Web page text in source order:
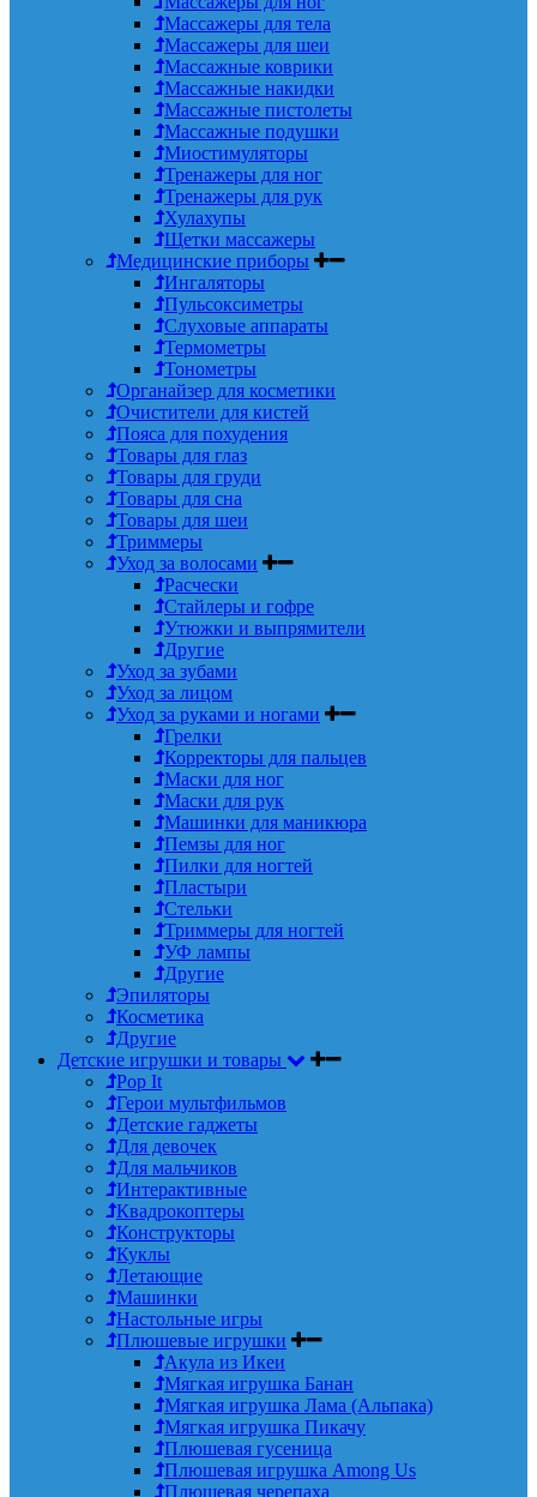
Массажеры для тела
Массажеры для шеи
Массажные коврики
Массажные накидки
Массажные пистолеты
Массажные подушки
Миостимуляторы
Тренажеры для ног
Тренажеры для рук
Хулахупы
Щетки массажеры
Медицинские приборы
Ингаляторы
Пульсоксиметры
Слуховые аппараты
Термометры
Тонометры
Органайзер для косметики
Очистители для кистей
Пояса для похудения
Товары для глаз
Товары для груди
Товары для сна
Товары для шеи
Триммеры
Уход за волосами
Расчески
Стайлеры и гофре
Утюжки и выпрямители
Другие
Уход за зубами
Уход за лицом
Уход за руками и ногами
Грелки
Корректоры для пальцев
Маски для ног
Маски для рук
Машинки для маникюра
Пемзы для ног
Пилки для ногтей
Пластыри
Стельки
Триммеры для ногтей
УФ лампы
Другие
Эпиляторы
Косметика
Другие
Детские игрушки и товары
Pop It
Герои мультфильмов
Детские гаджеты
Для девочек
Для мальчиков
Интерактивные
Квадрокоптеры
Конструкторы
Куклы
Летающие
Машинки
Настольные игры
Плюшевые игрушки
Акула из Икеи
Мягкая игрушка Банан
Мягкая игрушка Лама (Альпака)
Мягкая игрушка Пикачу
Плюшевая гусеница
Плюшевая игрушка Among Us
Плюшевая черепаха